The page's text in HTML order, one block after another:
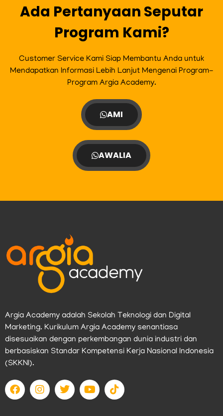
Ada Pertanyaan Seputar
Program Kami?
Customer Service Kami Siap Membantu Anda untuk
Mendapatkan Informasi Lebih Lanjut Mengenai Program-
Program Argia Academy.
AMI
AWALIA
Argia Academy adalah Sekolah Teknologi dan Digital
Marketing. Kurikulum Argia Academy senantiasa
disesuaikan dengan perkembangan dunia industri dan
berbasiskan Standar Kompetensi Kerja Nasional Indonesia
(SKKNI).
F
a
c
I
n
s
T
w
i
Y
o
u
T
i
k